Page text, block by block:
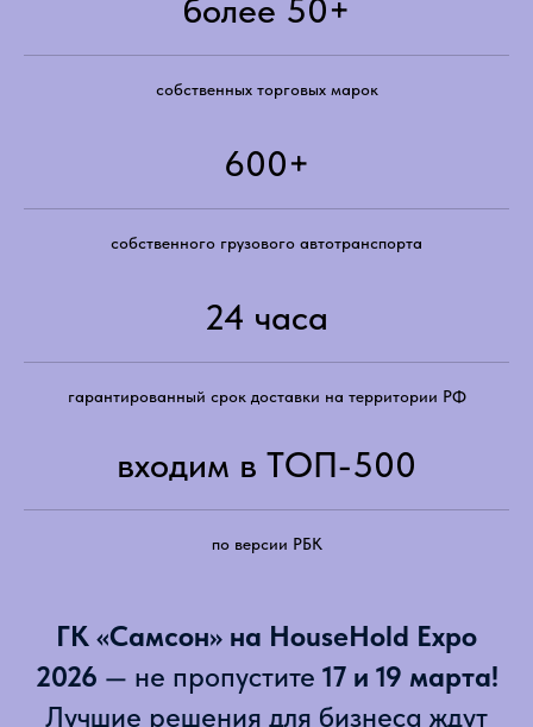
более 50+
собственных торговых марок
600+
собственного грузового автотранспорта
24 часа
гарантированный срок доставки на территории РФ
входим в ТОП-500
по версии РБК
ГК «Самсон» на HouseHold Expo
2026 — не пропустите 17 и 19 марта!
Лучшие решения для бизнеса ждут